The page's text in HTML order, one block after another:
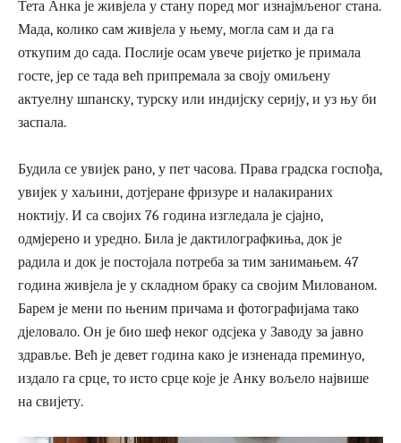
Тета Анка је живјела у стану поред мог изнајмљеног стана.
Мада, колико сам живјела у њему, могла сам и да га
откупим до сада. Послије осам увече ријетко је примала
госте, јер се тада већ припремала за своју омиљену
актуелну шпанску, турску или индијску серију, и уз њу би
заспала.
Будила се увијек рано, у пет часова. Права градска госпођа,
увијек у хаљини, дотјеране фризуре и налакираних
ноктију. И са својих 76 година изгледала је сјајно,
одмјерено и уредно. Била је дактилографкиња, док је
радила и док је постојала потреба за тим занимањем. 47
година живјела је у складном браку са својим Милованом.
Барем је мени по њеним причама и фотографијама тако
дјеловало. Он је био шеф неког одсјека у Заводу за јавно
здравље. Већ је девет година како је изненада преминуо,
издало га срце, то исто срце које је Анку вољело највише
на свијету.